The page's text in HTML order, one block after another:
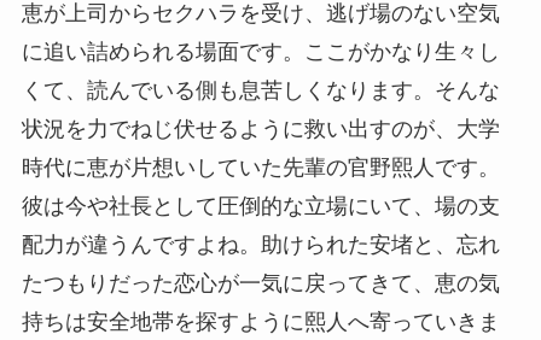
恵が上司からセクハラを受け、逃げ場のない空気
に追い詰められる場面です。ここがかなり生々し
くて、読んでいる側も息苦しくなります。そんな
状況を力でねじ伏せるように救い出すのが、大学
時代に恵が片想いしていた先輩の官野熙人です。
彼は今や社長として圧倒的な立場にいて、場の支
配力が違うんですよね。助けられた安堵と、忘れ
たつもりだった恋心が一気に戻ってきて、恵の気
持ちは安全地帯を探すように熙人へ寄っていきま